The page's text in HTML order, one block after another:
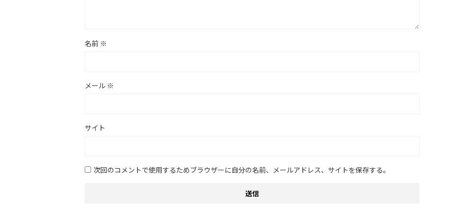
名前 ※
メール ※
サイト
次回のコメントで使用するためブラウザーに自分の名前、メールアドレス、サイトを保存する。